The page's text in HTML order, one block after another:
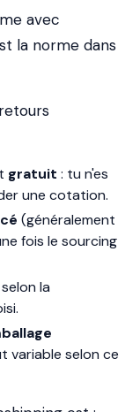
avec
la norme dans
gratuit : tu n'es
une cotation.
(généralement
fois le sourcing
la
variable selon ce